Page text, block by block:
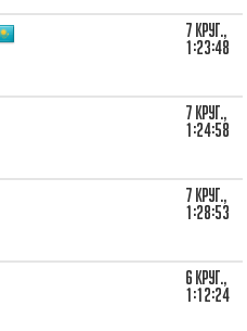
7 Круг.,
1:23:48
7 Круг.,
1:24:58
7 Круг.,
1:28:53
6 Круг.,
1:12:24